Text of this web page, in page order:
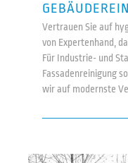
Vertrauen Sie auf
von Expertenhand,
Für Industrie- und
Fassadenreinigung
wir auf modernste